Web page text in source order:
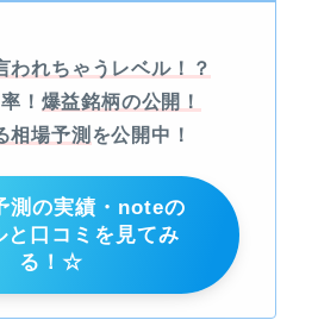
われちゃうレベル！？
！ 爆益銘柄の公開！
相場予測 を公開中！
の実績・noteの
と口コミを見てみ
る！☆